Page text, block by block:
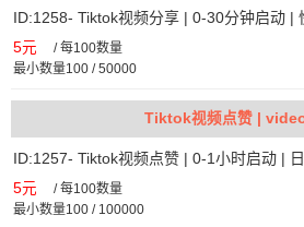
ID:1258- Tiktok视频分享 | 0-30分钟启动 |
5元 /每100数量
最小数量100 / 50000
Tiktok视频点赞 |
ID:1257- Tiktok视频点赞 | 0-1小时启动 |
5元 /每100数量
最小数量100 / 100000